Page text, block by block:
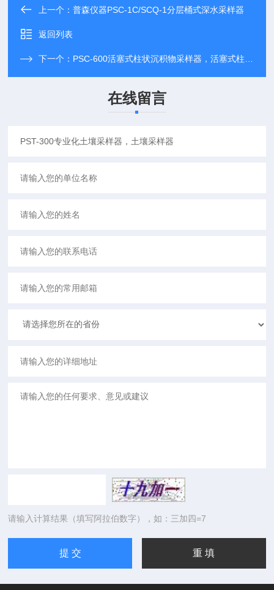
上一个：普森仪器PSC-1C/SCQ-1分层桶式深水采样器
返回列表
下一个： PSC-600活塞式柱状沉积物采样器，活塞式柱状采泥器
在线留言
请输入计算结果（填写阿拉伯数字），如：三加四=7